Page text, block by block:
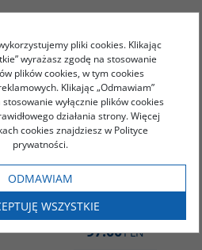
kupili także:
CHIŃSKA
TRANSFORMACJA - Pakiet
2 książki - Wielki renesans
- Chińska transformacja i
jej konsekwencje / Chiny
w okresie transformacji
Andrzej
97.00PLN
pliki cookies. Klikając
wyrażasz zgodę na stosowanie
plików cookies, w tym cookies
Klikając „Odmawiam”
wyłącznie plików cookies
działania strony. Więcej
cookies znajdziesz w Polityce
prywatności.
ODMAWIAM
WSZYSTKIE